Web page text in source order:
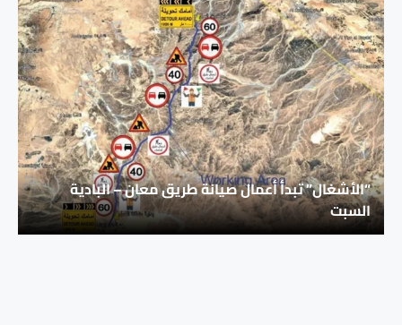
“الأشغال” تبدأ أعمال صيانة طريق معان – البادية
السبت